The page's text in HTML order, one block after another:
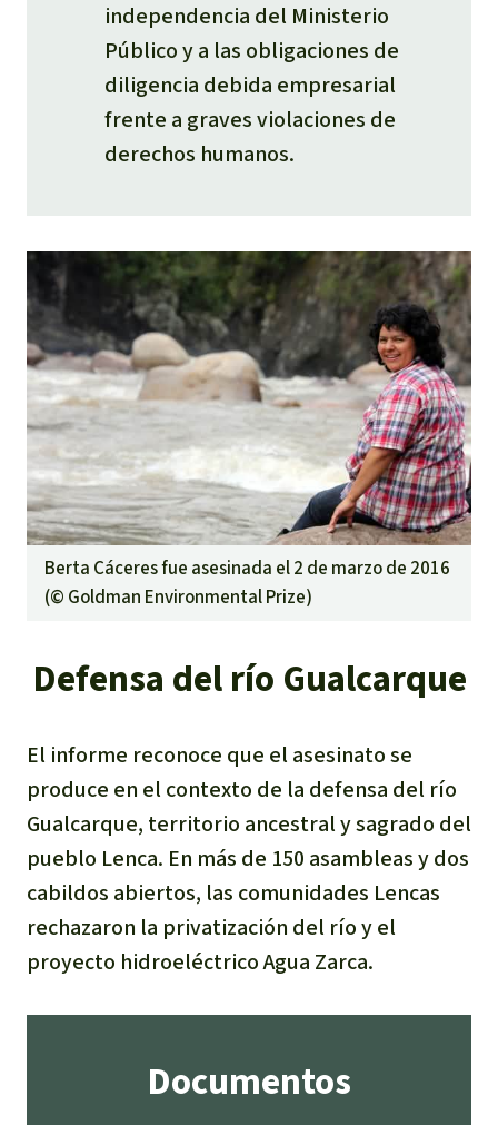
independencia del Ministerio
Público y a las obligaciones de
diligencia debida empresarial
frente a graves violaciones de
derechos humanos.​
Berta Cáceres fue asesinada el 2 de marzo de 2016
(© Goldman Environmental Prize)
Defensa del río Gualcarque
El informe reconoce que el asesinato se
produce en el contexto de la defensa del río
Gualcarque, territorio ancestral y sagrado del
pueblo Lenca. En más de 150 asambleas y dos
cabildos abiertos, las comunidades Lencas
rechazaron la privatización del río y el
proyecto hidroeléctrico Agua Zarca.
Documentos